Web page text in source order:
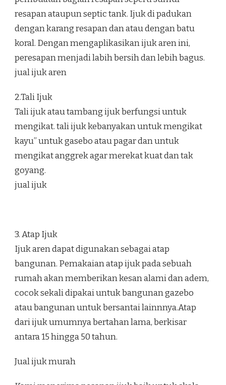
resapan ataupun septic tank. Ijuk di padukan
dengan karang resapan dan atau dengan batu
koral. Dengan mengaplikasikan ijuk aren ini,
peresapan menjadi labih bersih dan lebih bagus.
jual ijuk aren
2.Tali Ijuk
Tali ijuk atau tambang ijuk berfungsi untuk
mengikat. tali ijuk kebanyakan untuk mengikat
kayu” untuk gasebo atau pagar dan untuk
mengikat anggrek agar merekat kuat dan tak
goyang.
jual ijuk
3. Atap Ijuk
Ijuk aren dapat digunakan sebagai atap
bangunan. Pemakaian atap ijuk pada sebuah
rumah akan memberikan kesan alami dan adem,
cocok sekali dipakai untuk bangunan gazebo
atau bangunan untuk bersantai lainnnya.Atap
dari ijuk umumnya bertahan lama, berkisar
antara 15 hingga 50 tahun.
Jual ijuk murah